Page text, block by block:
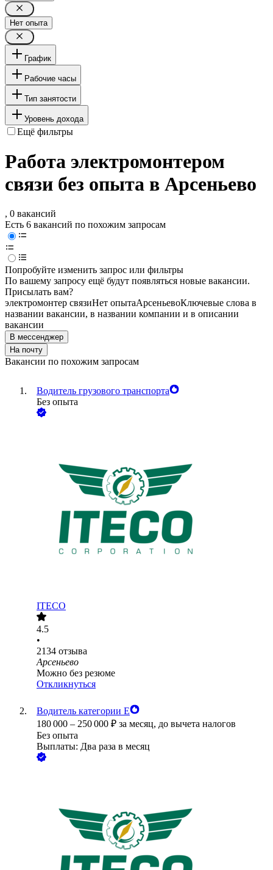
Нет опыта
График
Рабочие часы
Тип занятости
Уровень дохода
Ещё фильтры
Работа электромонтером
связи без опыта в Арсеньево
, 0 вакансий
Есть 6 вакансий по похожим запросам
Попробуйте изменить запрос или фильтры
По вашему запросу ещё будут появляться новые вакансии.
Присылать вам?
электромонтер связиНет опытаАрсеньевоКлючевые слова в
названии вакансии, в названии компании и в описании
вакансии
В мессенджер
На почту
Вакансии по похожим запросам
Водитель грузового транспорта
Без опыта
ITECO
4.5
•
2134 отзыва
Арсеньево
Можно без резюме
Откликнуться
Водитель категории Е
180 000 – 250 000 ₽ за месяц, до вычета налогов
Без опыта
Выплаты: Два раза в месяц